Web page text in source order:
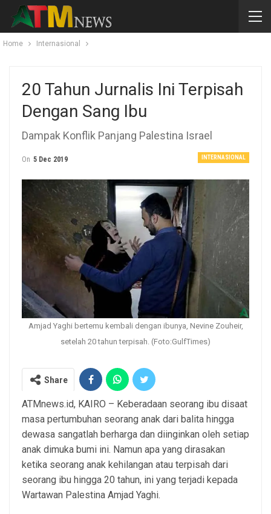
Home Internasional
20 Tahun Jurnalis Ini Terpisah
Dengan Sang Ibu
Dampak Konflik Panjang Palestina Israel
INTERNASIONAL
On 5 Dec 2019
Amjad Yaghi bertemu kembali dengan ibunya, Nevine Zouheir,
setelah 20 tahun terpisah. (Foto:GulfTimes)
Share
ATMnews.id, KAIRO – Keberadaan seorang ibu disaat
masa pertumbuhan seorang anak dari balita hingga
dewasa sangatlah berharga dan diinginkan oleh setiap
anak dimuka bumi ini. Namun apa yang dirasakan
ketika seorang anak kehilangan atau terpisah dari
seorang ibu hingga 20 tahun, ini yang terjadi kepada
Wartawan Palestina Amjad Yaghi.